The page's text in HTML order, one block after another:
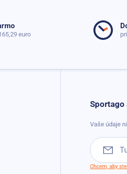
euro
Sportago
Vaše údaje
Chcem, aby